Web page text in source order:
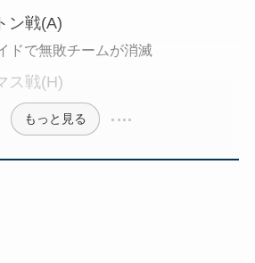
ン戦(A)
ドで無敗チームが消滅
ス戦(H)
もっと見る